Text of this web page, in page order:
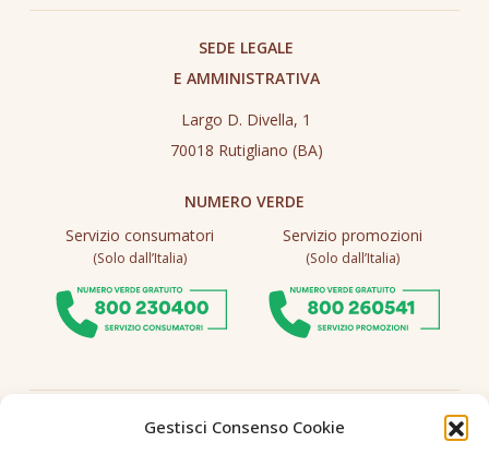
Gestisci Consenso Cookie
SEDE LEGALE
E AMMINISTRATIVA
Largo D. Divella, 1
70018 Rutigliano (BA)
NUMERO VERDE
Servizio consumatori
(Solo dall’Italia)
Servizio promozioni
(Solo dall’Italia)
Seguici